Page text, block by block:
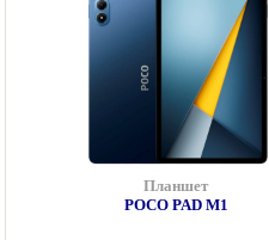
Планшет
POCO PAD М1